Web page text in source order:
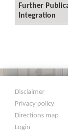
Further
Integration
Disclaimer
Privacy policy
Directions map
Login